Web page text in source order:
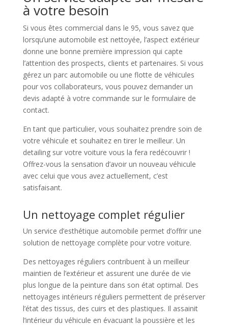
à votre besoin
Si vous êtes commercial dans le 95, vous savez que
lorsqu’une automobile est nettoyée, l’aspect extérieur
donne une bonne première impression qui capte
l’attention des prospects, clients et partenaires. Si vous
gérez un parc automobile ou une flotte de véhicules
pour vos collaborateurs, vous pouvez demander un
devis adapté à votre commande sur le formulaire de
contact.
En tant que particulier, vous souhaitez prendre soin de
votre véhicule et souhaitez en tirer le meilleur. Un
detailing sur votre voiture vous la fera redécouvrir !
Offrez-vous la sensation d’avoir un nouveau véhicule
avec celui que vous avez actuellement, c’est
satisfaisant.
Un nettoyage complet régulier
Un service d’esthétique automobile permet d’offrir une
solution de nettoyage complète pour votre voiture.
Des nettoyages réguliers contribuent à un meilleur
maintien de l’extérieur et assurent une durée de vie
plus longue de la peinture dans son état optimal. Des
nettoyages intérieurs réguliers permettent de préserver
l’état des tissus, des cuirs et des plastiques. Il assainit
l’intérieur du véhicule en évacuant la poussière et les